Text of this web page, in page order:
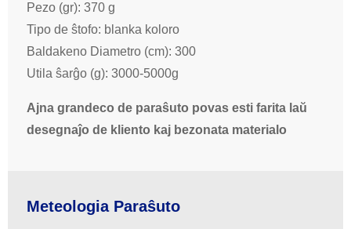
Pezo (gr): 370 g
Tipo de ŝtofo: blanka koloro
Baldakeno Diametro (cm): 300
Utila ŝarĝo (g): 3000-5000g
Ajna grandeco de paraŝuto povas esti farita laŭ
desegnaĵo de kliento kaj bezonata materialo
Meteologia Paraŝuto